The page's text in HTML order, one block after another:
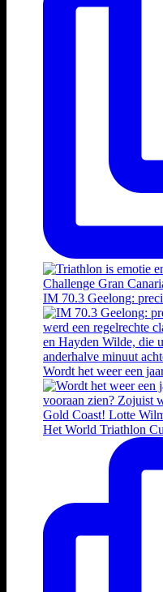
IM 70.3 Geelong:
Wordt het weer een
Het World Triathlon